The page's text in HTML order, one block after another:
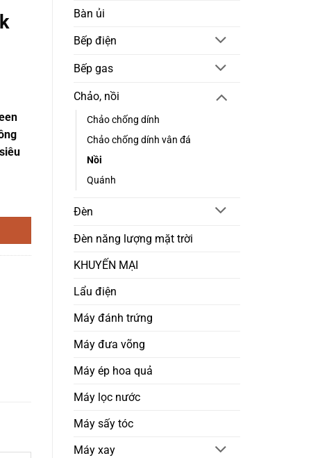
Bàn ủi
Bếp điện
Bếp gas
Chảo, nồi
Chảo chống dính
Chảo chống dính vân đá
Nồi
Quánh
Đèn
Đèn năng lượng mặt trời
KHUYẾN MẠI
Lẩu điện
Máy đánh trứng
Máy đưa võng
Máy ép hoa quả
Máy lọc nước
Máy sấy tóc
Máy xay